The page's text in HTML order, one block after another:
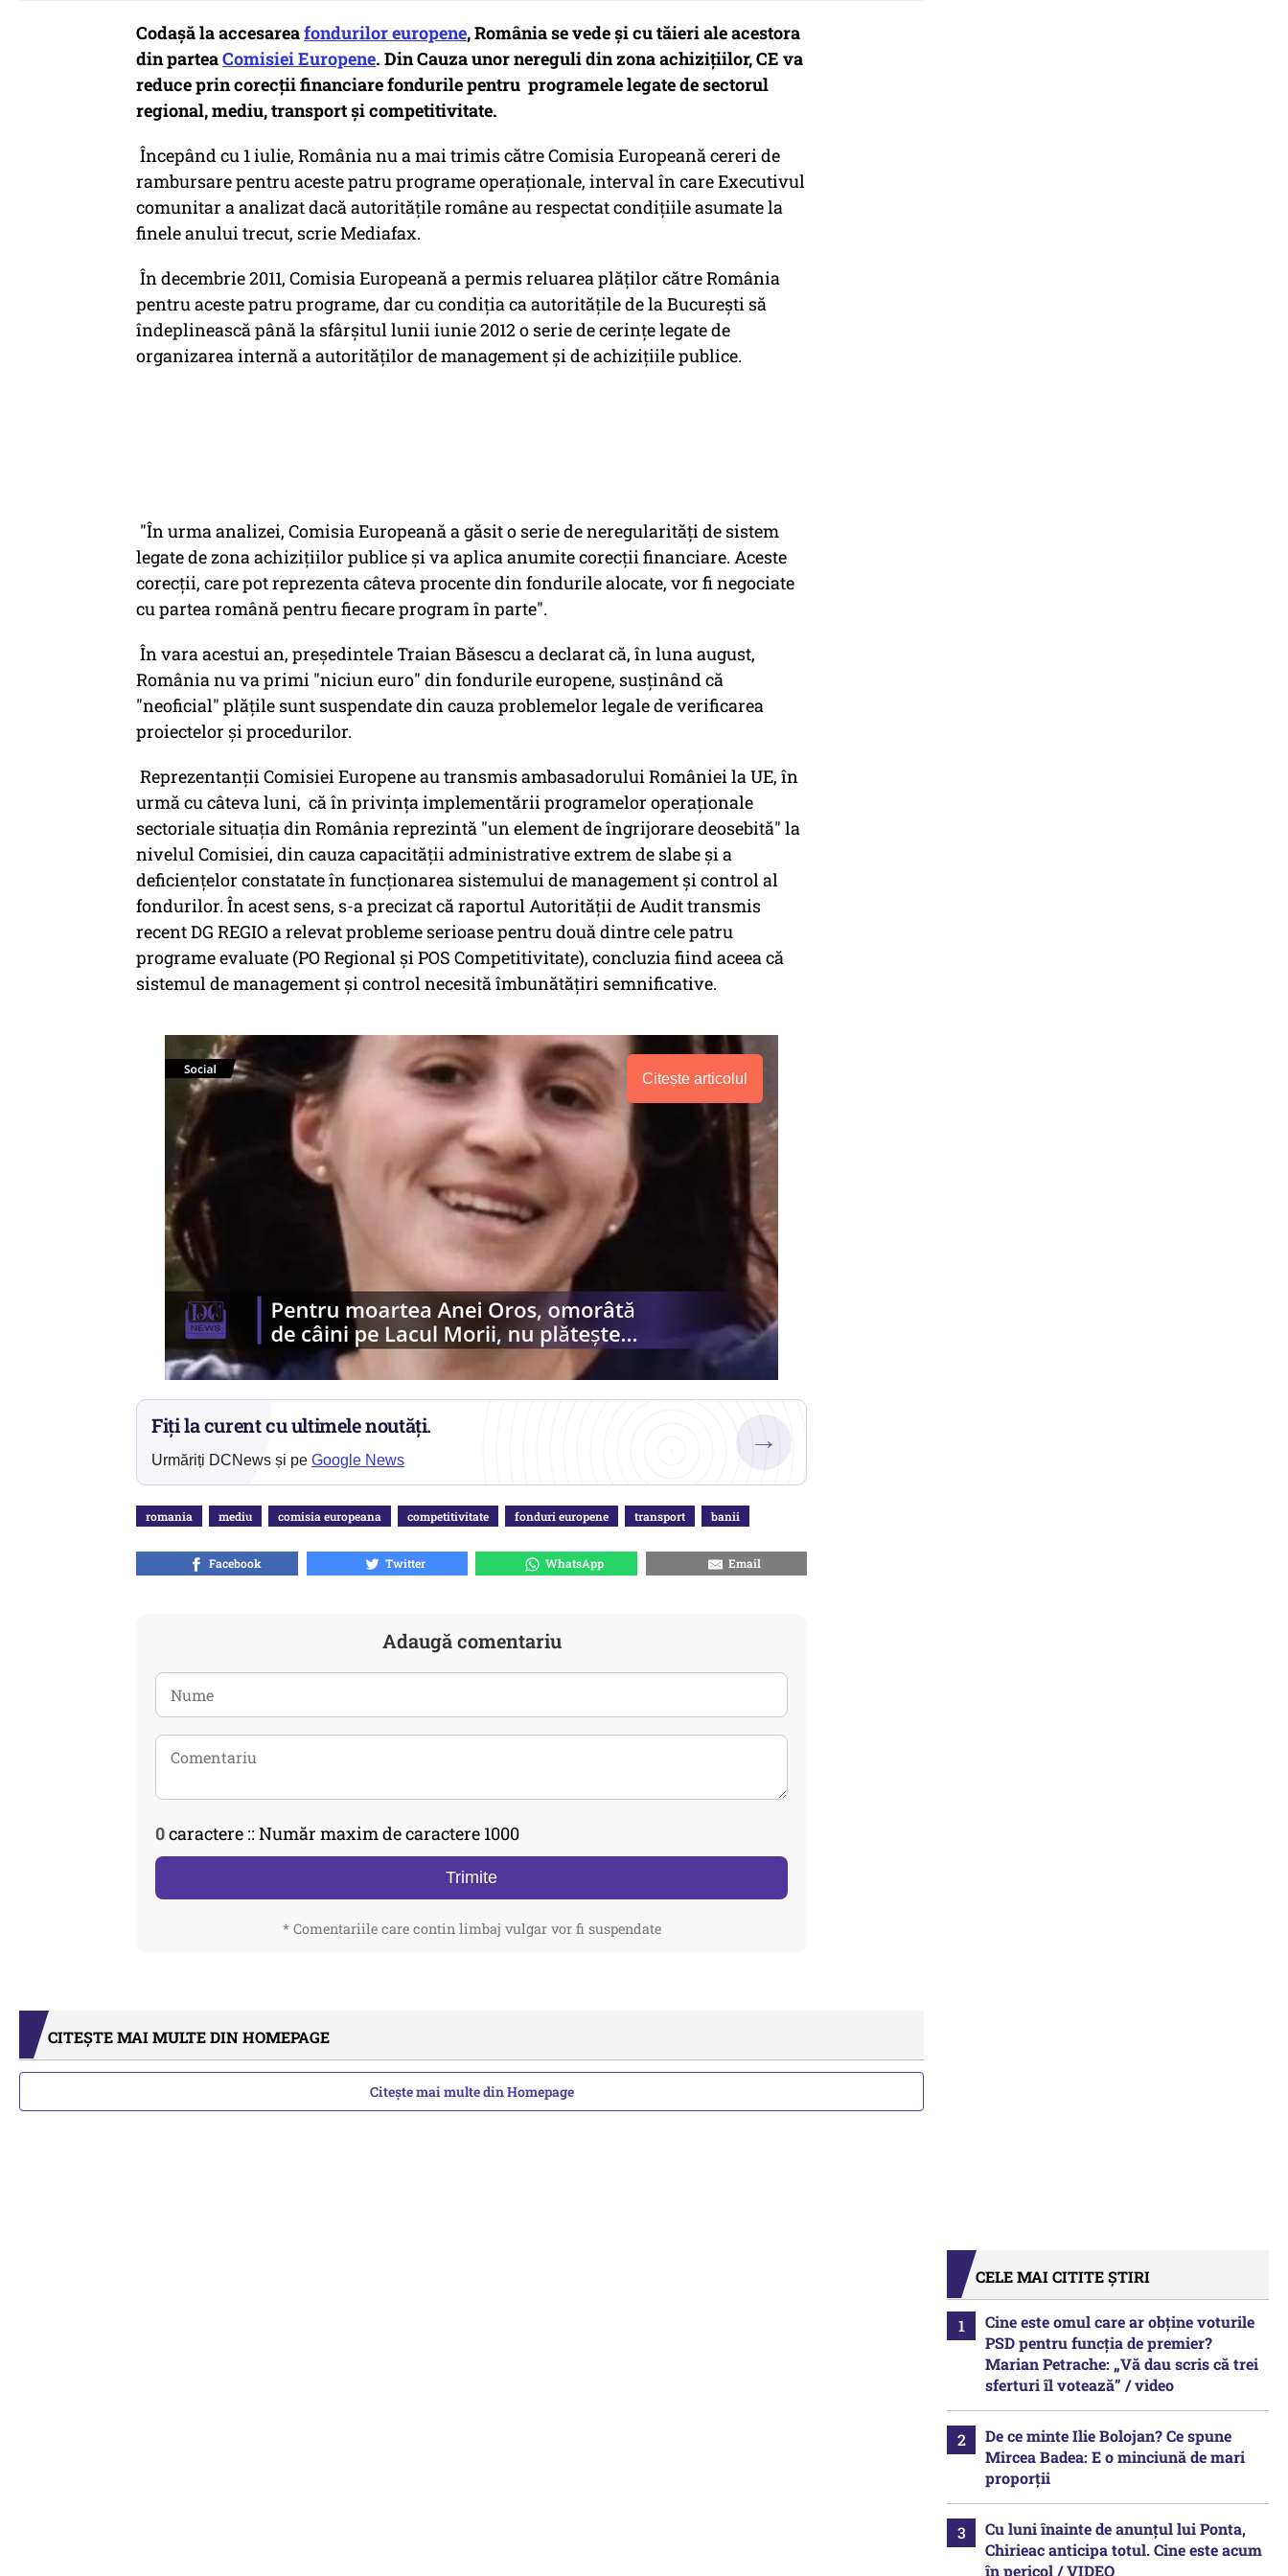
Codașă la accesareafondurilor europene, România se vede și cu tăieri ale acestora
din parteaComisiei Europene. Din Cauza unor nereguli din zona achizițiilor, CE va
reduce prin corecții financiare fondurile pentru programele legate de sectorul
regional, mediu, transport şi competitivitate.
Începând cu 1 iulie, România nu a mai trimis către Comisia Europeană cereri de
rambursare pentru aceste patru programe operaţionale, interval în care Executivul
comunitar a analizat dacă autorităţile române au respectat condiţiile asumate la
finele anului trecut, scrie Mediafax.
În decembrie 2011, Comisia Europeană a permis reluarea plăţilor către România
pentru aceste patru programe, dar cu condiţia ca autorităţile de la Bucureşti să
îndeplinească până la sfârşitul lunii iunie 2012 o serie de cerinţe legate de
organizarea internă a autorităţilor de management şi de achiziţiile publice.
"În urma analizei, Comisia Europeană a găsit o serie de neregularităţi de sistem
legate de zona achiziţiilor publice şi va aplica anumite corecţii financiare. Aceste
corecţii, care pot reprezenta câteva procente din fondurile alocate, vor fi negociate
cu partea română pentru fiecare program în parte".
În vara acestui an, preşedintele Traian Băsescu a declarat că, în luna august,
România nu va primi "niciun euro" din fondurile europene, susţinând că
"neoficial" plăţile sunt suspendate din cauza problemelor legale de verificarea
proiectelor şi procedurilor.
Reprezentanţii Comisiei Europene au transmis ambasadorului României la UE, în
urmă cu câteva luni, că în privinţa implementării programelor operaţionale
sectoriale situaţia din România reprezintă "un element de îngrijorare deosebită" la
nivelul Comisiei, din cauza capacităţii administrative extrem de slabe şi a
deficienţelor constatate în funcţionarea sistemului de management şi control al
fondurilor. În acest sens, s-a precizat că raportul Autorităţii de Audit transmis
recent DG REGIO a relevat probleme serioase pentru două dintre cele patru
programe evaluate (PO Regional şi POS Competitivitate), concluzia fiind aceea că
sistemul de management şi control necesită îmbunătăţiri semnificative.
Citește articolul
Fiți la curent cu ultimele noutăți.
Urmăriți DCNews și pe Google News
→
romania mediu comisia europeana competitivitate fonduri europene transport banii
Facebook Twitter WhatsApp Email
Adaugă comentariu
0caractere :: Număr maxim de caractere 1000
Trimite
* Comentariile care contin limbaj vulgar vor fi suspendate
CITEȘTE MAI MULTE DIN HOMEPAGE
Citește mai multe din Homepage
CELE MAI CITITE ȘTIRI
Cine este omul care ar obține voturile
PSD pentru funcția de premier?
Marian Petrache: „Vă dau scris că trei
sferturi îl votează” / video
De ce minte Ilie Bolojan? Ce spune
Mircea Badea: E o minciună de mari
proporții
Cu luni înainte de anunțul lui Ponta,
Chirieac anticipa totul. Cine este acum
în pericol / VIDEO